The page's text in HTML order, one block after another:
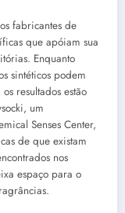
fabricantes de
que apóiam sua
Enquanto
sintéticos podem
resultados estão
um
Senses Center,
de que existam
nos
espaço para o